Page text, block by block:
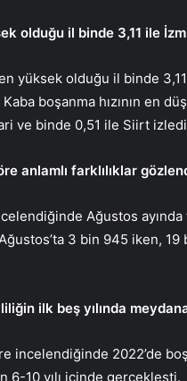
olduğu il binde 3,11 ile
en yüksek olduğu il binde
boşanma hızının en
ve binde 0,51 ile Siirt
anlamlı farklılıklar
Ağustos
3 bin 945 iken, 19
ilk beş yılında
incelendiğinde 2022’de
6-10 yılı içinde gerçekleşti.